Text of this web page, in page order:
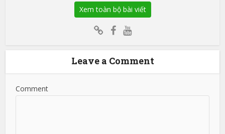
Xem toàn bộ bài viết
Leave a Comment
Comment